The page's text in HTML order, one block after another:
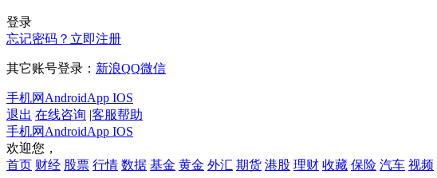
登录
忘记密码？ 立即注册
其它账号登录： 新浪QQ微信
手机网 AndroidApp IOS
退出 在线咨询 |客服帮助
手机网 AndroidApp IOS
欢迎您，
首页 财经 股票 行情 数据 基金 黄金 外汇 期货 港股 理财 收藏 保险 汽车 视频